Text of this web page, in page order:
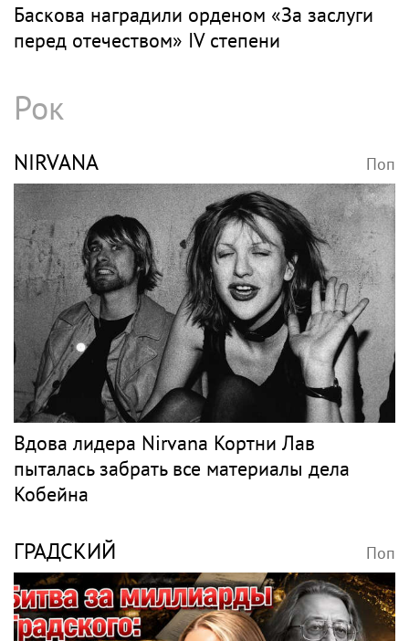
Баскова наградили орденом «За заслуги
перед отечеством» IV степени
Рок
NIRVANA Поп
Вдова лидера Nirvana Кортни Лав
пыталась забрать все материалы дела
Кобейна
ГРАДСКИЙ Поп